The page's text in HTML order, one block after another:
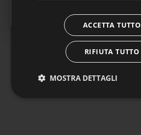
ACCETTA TUTTO
RIFIUTA TUTTO
MOSTRA DETTAGLI